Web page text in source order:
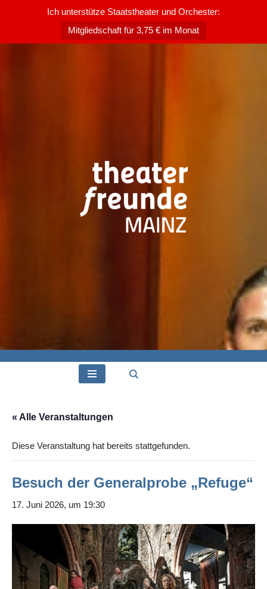
Ich unterstütze Staatstheater und Orchester:
Mitgliedschaft für 3,75 € im Monat
« Alle Veranstaltungen
Diese Veranstaltung hat bereits stattgefunden.
Besuch der Generalprobe „Refuge“
17. Juni 2026, um 19:30